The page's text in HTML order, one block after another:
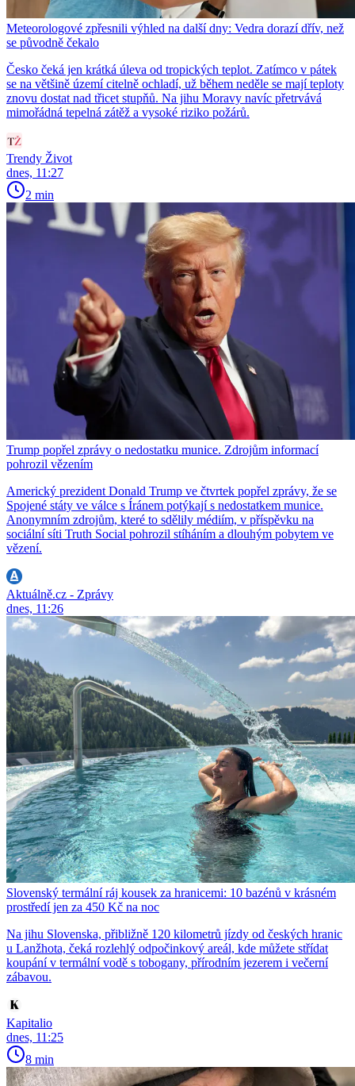
Meteorologové zpřesnili výhled na další dny: Vedra dorazí dřív, než
se původně čekalo
Česko čeká jen krátká úleva od tropických teplot. Zatímco v pátek
se na většině území citelně ochladí, už během neděle se mají teploty
znovu dostat nad třicet stupňů. Na jihu Moravy navíc přetrvává
mimořádná tepelná zátěž a vysoké riziko požárů.
Trendy Život
dnes, 11:27
2 min
Trump popřel zprávy o nedostatku munice. Zdrojům informací
pohrozil vězením
Americký prezident Donald Trump ve čtvrtek popřel zprávy, že se
Spojené státy ve válce s Íránem potýkají s nedostatkem munice.
Anonymním zdrojům, které to sdělily médiím, v příspěvku na
sociální síti Truth Social pohrozil stíháním a dlouhým pobytem ve
vězení.
Aktuálně.cz - Zprávy
dnes, 11:26
Slovenský termální ráj kousek za hranicemi: 10 bazénů v krásném
prostředí jen za 450 Kč na noc
Na jihu Slovenska, přibližně 120 kilometrů jízdy od českých hranic
u Lanžhota, čeká rozlehlý odpočinkový areál, kde můžete střídat
koupání v termální vodě s tobogany, přírodním jezerem i večerní
zábavou.
Kapitalio
dnes, 11:25
8 min